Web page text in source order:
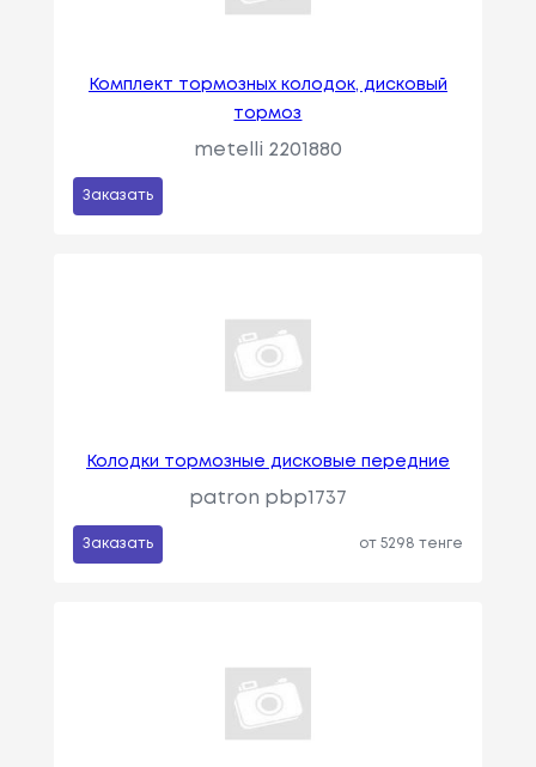
Комплект тормозных колодок, дисковый
тормоз
metelli 2201880
Заказать
Колодки тормозные дисковые передние
patron pbp1737
Заказать от 5298 тенге